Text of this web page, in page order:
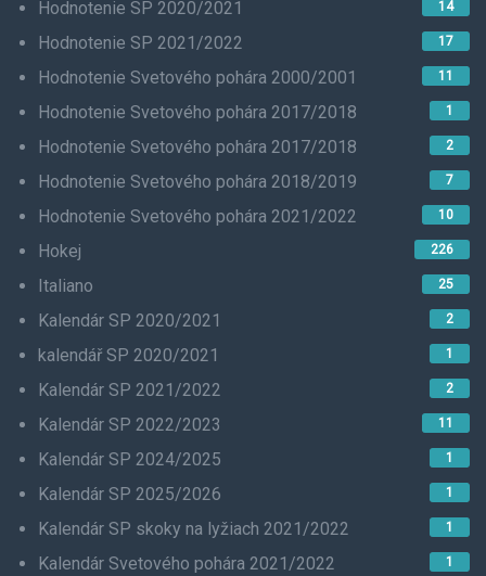
Hodnotenie SP 2020/2021 14
Hodnotenie SP 2021/2022 17
Hodnotenie Svetového pohára 2000/2001 11
Hodnotenie Svetového pohára 2017/2018 1
Hodnotenie Svetového pohára 2017/2018 2
Hodnotenie Svetového pohára 2018/2019 7
Hodnotenie Svetového pohára 2021/2022 10
Hokej 226
Italiano 25
Kalendár SP 2020/2021 2
kalendář SP 2020/2021 1
Kalendár SP 2021/2022 2
Kalendár SP 2022/2023 11
Kalendár SP 2024/2025 1
Kalendár SP 2025/2026 1
Kalendár SP skoky na lyžiach 2021/2022 1
Kalendár Svetového pohára 2021/2022 1